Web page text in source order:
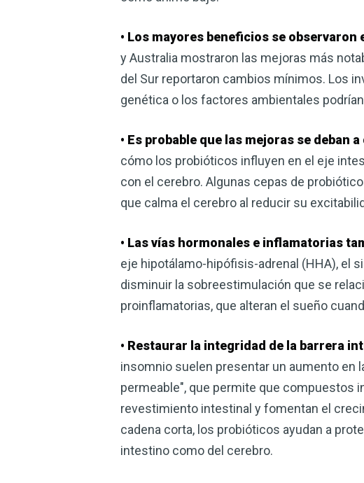
• Los mayores beneficios se
y Australia mostraron las mejoras más
del Sur reportaron cambios mínimos. Los
genética o los factores ambientales
• Es probable que las mejoras se
cómo los probióticos influyen en el eje
con el cerebro. Algunas cepas de
que calma el cerebro al reducir su
• Las vías hormonales e inflamatorias
eje hipotálamo-hipófisis-adrenal (HHA), el
disminuir la sobreestimulación que se
proinflamatorias, que alteran el sueño
• Restaurar la integridad de la barrera
insomnio suelen presentar un aumento en
permeable", que permite que compuestos
revestimiento intestinal y fomentan el
cadena corta, los probióticos ayudan a
intestino como del cerebro.